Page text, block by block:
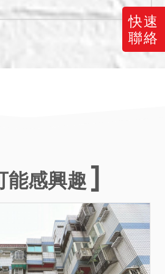
快速
聯絡
於拍定後均塗銷。
本件標的1165建號係未
保存登記之增建物，與
建號建物相通，無獨立
式外觀及通常調查所得是
為輻射屋、海砂屋、地震
、嚴重漏水、火災受
、建物內有非自然死亡或
他足以影響交易之特殊情
相關資訊，均已於附表
；如有未記載之資訊，
能感興趣